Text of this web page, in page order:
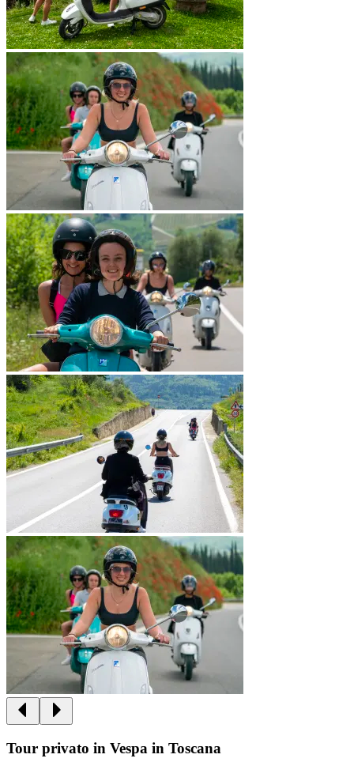
Tour privato in Vespa in Toscana